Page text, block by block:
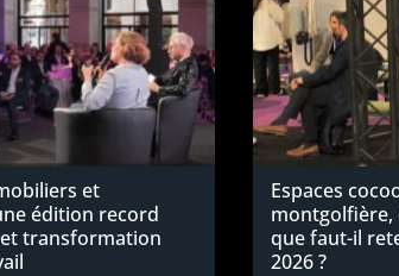
et
édition record
transformation
Espaces
montgolfière,
que faut-il
2026 ?